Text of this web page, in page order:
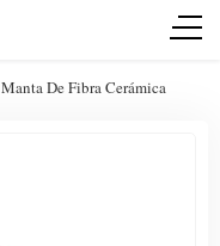
Manta De Fibra Cerámica